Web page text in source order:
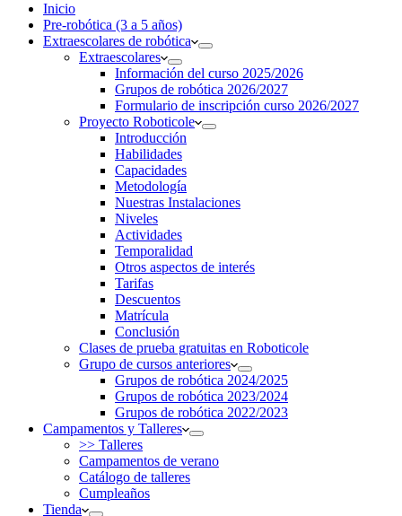
Inicio
Pre-robótica (3 a 5 años)
Extraescolares de robótica
Extraescolares
Información del curso 2025/2026
Grupos de robótica 2026/2027
Formulario de inscripción curso 2026/2027
Proyecto Roboticole
Introducción
Habilidades
Capacidades
Metodología
Nuestras Instalaciones
Niveles
Actividades
Temporalidad
Otros aspectos de interés
Tarifas
Descuentos
Matrícula
Conclusión
Clases de prueba gratuitas en Roboticole
Grupo de cursos anteriores
Grupos de robótica 2024/2025
Grupos de robótica 2023/2024
Grupos de robótica 2022/2023
Campamentos y Talleres
>> Talleres
Campamentos de verano
Catálogo de talleres
Cumpleaños
Tienda